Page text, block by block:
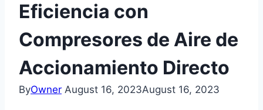
Eficiencia con
Compresores de Aire de
Accionamiento Directo
ByOwner August 16, 2023August 16, 2023